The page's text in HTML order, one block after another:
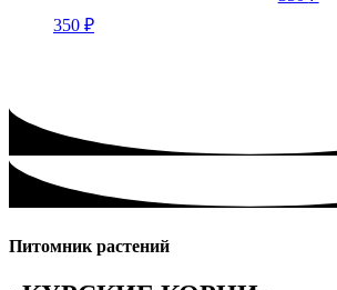
350 ₽
Питомник растений